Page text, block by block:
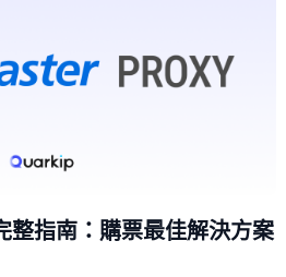
指南：購票最佳解決方案